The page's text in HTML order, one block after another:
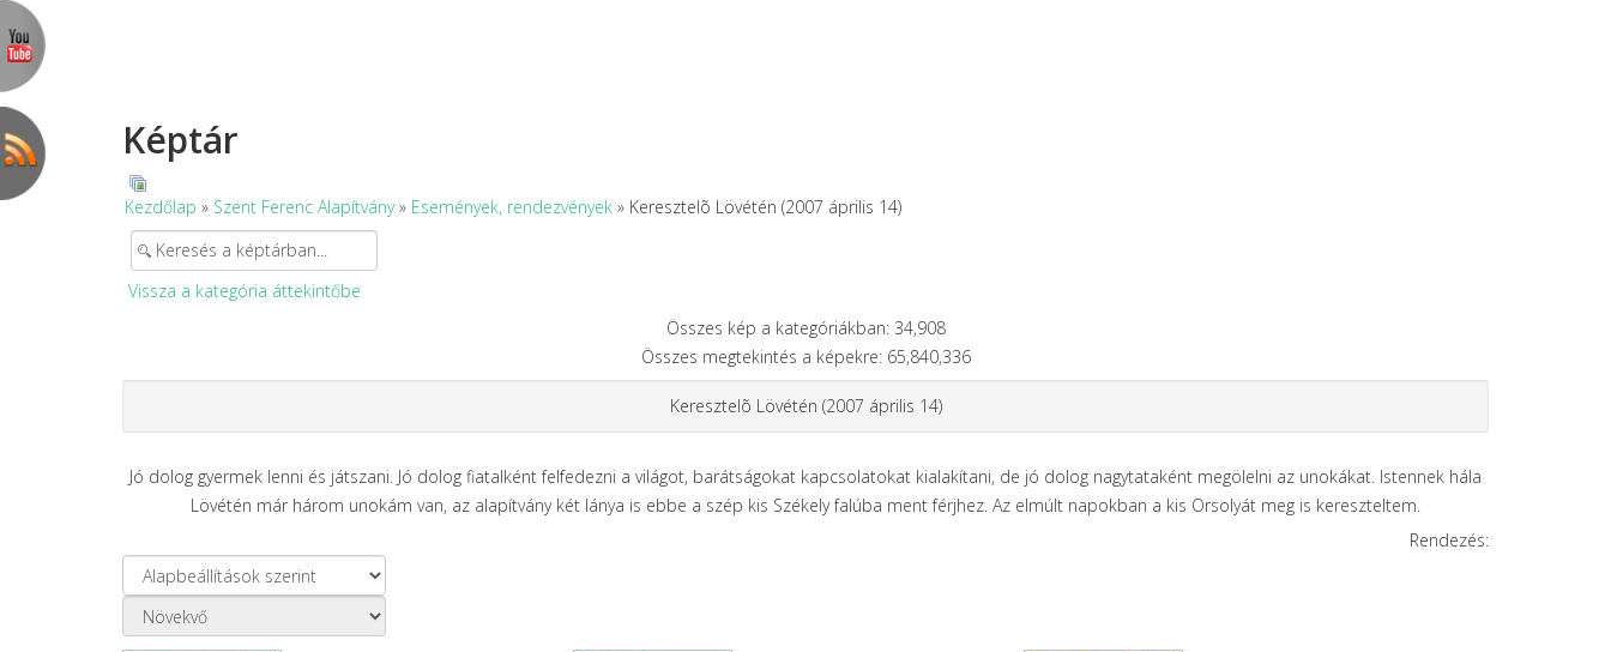
Képtár
Kezdőlap » Szent Ferenc Alapítvány» Események, rendezvények » Keresztelõ Lövétén (2007 április 14)
Vissza a kategória áttekintőbe
Összes kép a kategóriákban: 34,908
Összes megtekintés a képekre: 65,840,336
Keresztelõ Lövétén (2007 április 14)
Jó dolog gyermek lenni és játszani. Jó dolog fiatalként felfedezni a világot, barátságokat kapcsolatokat kialakítani, de jó dolog nagytataként megölelni az unokákat. Istennek hála
Lövétén már három unokám van, az alapítvány két lánya is ebbe a szép kis Székely falúba ment férjhez. Az elmúlt napokban a kis Orsolyát meg is kereszteltem.
Rendezés: